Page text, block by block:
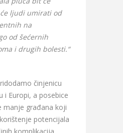
ljudi umirati od
na
od šećernih
i drugih bolesti.“
činjenicu
i Europi, a posebice
manje građana koji
potencijala
komplikacija